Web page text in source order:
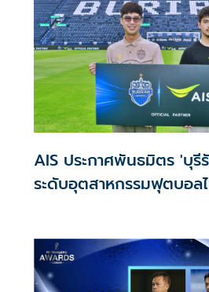
AIS ประกาศพันธมิตร 'บุ
ระดับอุตสาหกรรมฟุตบอล